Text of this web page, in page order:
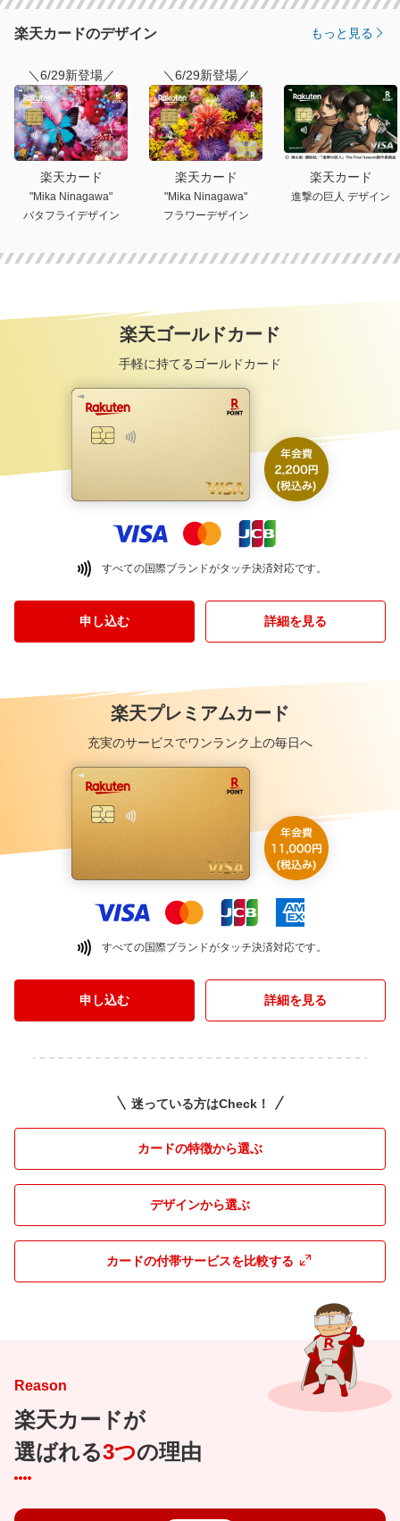
楽天カードのデザイン もっと見る
＼6/29新登場／
楽天カード
"Mika Ninagawa"
バタフライデザイン
＼6/29新登場／
楽天カード
"Mika Ninagawa"
フラワーデザイン
楽天カード
進撃の巨人 デザイン
楽天ゴールドカード
手軽に持てるゴールドカード
すべての国際ブランドがタッチ決済対応です。
申し込む 詳細を見る
楽天プレミアムカード
充実のサービスでワンランク上の毎日へ
すべての国際ブランドがタッチ決済対応です。
申し込む 詳細を見る
迷っている方はCheck！
カードの特徴から選ぶ
デザインから選ぶ
カードの付帯サービスを比較する
Reason
楽天カードが
選ばれる3つの理由